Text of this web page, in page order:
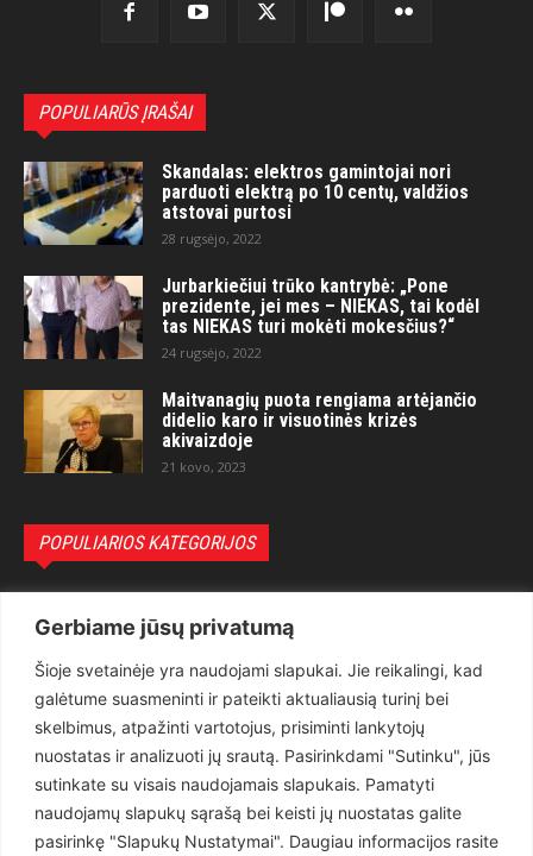
Gerbiame jūsų privatumą
Šioje svetainėje yra naudojami slapukai. Jie reikalingi, kad
galėtume suasmeninti ir pateikti aktualiausią turinį bei
skelbimus, atpažinti vartotojus, prisiminti lankytojų
nuostatas ir analizuoti jų srautą. Pasirinkdami "Sutinku", jūs
sutinkate su visais naudojamais slapukais. Pamatyti
naudojamų slapukų sąrašą bei keisti jų nuostatas galite
pasirinkę "Slapukų Nustatymai". Daugiau informacijos rasite
POPULIARŪS ĮRAŠAI
Skandalas: elektros gamintojai nori
parduoti elektrą po 10 centų, valdžios
atstovai purtosi
28 rugsėjo, 2022
Jurbarkiečiui trūko kantrybė: „Pone
prezidente, jei mes – NIEKAS, tai kodėl
tas NIEKAS turi mokėti mokesčius?“
24 rugsėjo, 2022
Maitvanagių puota rengiama artėjančio
didelio karo ir visuotinės krizės
akivaizdoje
21 kovo, 2023
POPULIARIOS KATEGORIJOS
Teisėsauga
1497
Aktualu
Lietuva
619
Pasaulis
Статьи на русском